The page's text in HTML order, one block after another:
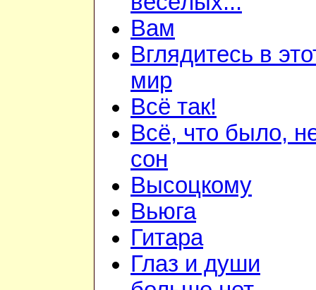
Вам
Вглядитесь в
мир
Всё так!
Всё, что было,
сон
Высоцкому
Вьюга
Гитара
Глаз и души